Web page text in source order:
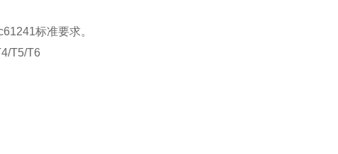
标准要求。
T5/T6